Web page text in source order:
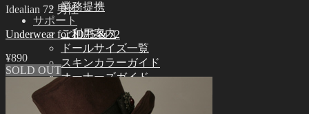
業務提携
サポート
ご利用案内
ドールサイズ一覧
スキンカラーガイド
オーナーズガイド
正規商品照会
よくある質問 (FAQ)
Idealian 72 男性
Underwear for ID75 & 72
¥890
SOLD OUT